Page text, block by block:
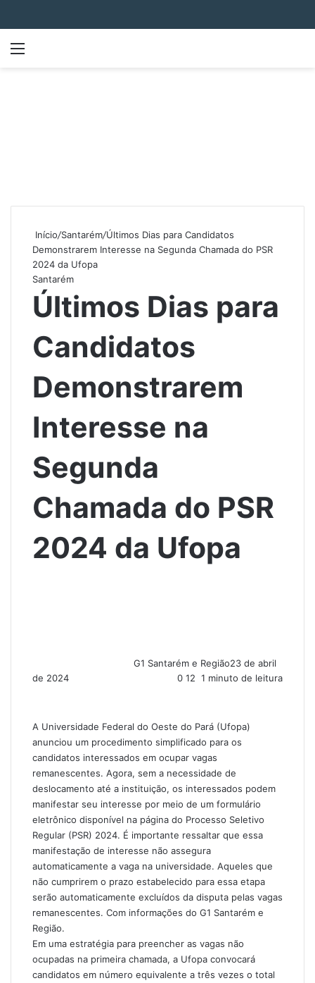
Início/Santarém/Últimos Dias para Candidatos
Demonstrarem Interesse na Segunda Chamada do PSR
2024 da Ufopa
Santarém
Últimos Dias para
Candidatos
Demonstrarem
Interesse na
Segunda
Chamada do PSR
2024 da Ufopa
G1 Santarém e Região23 de abril
de 2024
0 12 1 minuto de leitura
A Universidade Federal do Oeste do Pará (Ufopa)
anunciou um procedimento simplificado para os
candidatos interessados em ocupar vagas
remanescentes. Agora, sem a necessidade de
deslocamento até a instituição, os interessados podem
manifestar seu interesse por meio de um formulário
eletrônico disponível na página do Processo Seletivo
Regular (PSR) 2024. É importante ressaltar que essa
manifestação de interesse não assegura
automaticamente a vaga na universidade. Aqueles que
não cumprirem o prazo estabelecido para essa etapa
serão automaticamente excluídos da disputa pelas vagas
remanescentes. Com informações do G1 Santarém e
Região.
Em uma estratégia para preencher as vagas não
ocupadas na primeira chamada, a Ufopa convocará
candidatos em número equivalente a três vezes o total